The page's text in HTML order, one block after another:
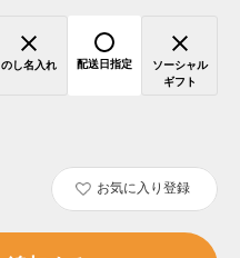
のし名入れ 配送日指定
ソーシャル
ギフト
お気に入り登録